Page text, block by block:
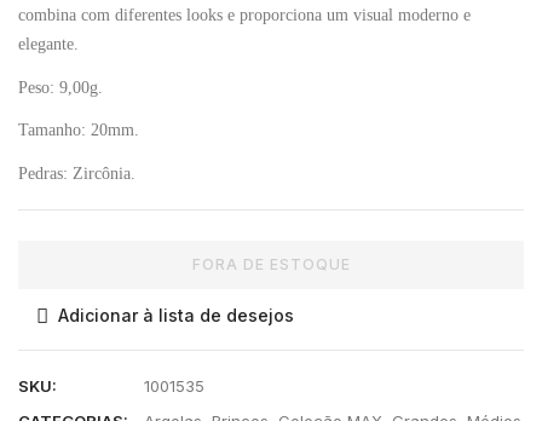
combina com diferentes looks e proporciona um visual moderno e
elegante.
Peso: 9 ,00g.
Tamanho: 20mm.
Pedras: Zircônia.
FORA DE ESTOQUE
Adicionar à lista de desejos
SKU:
1001535